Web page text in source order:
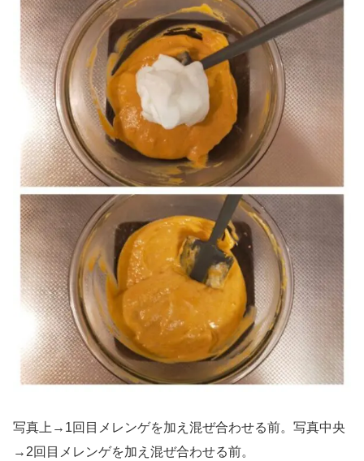
写真上→1回目メレンゲを加え混ぜ合わせる前。写真中央
→2回目メレンゲを加え混ぜ合わせる前。